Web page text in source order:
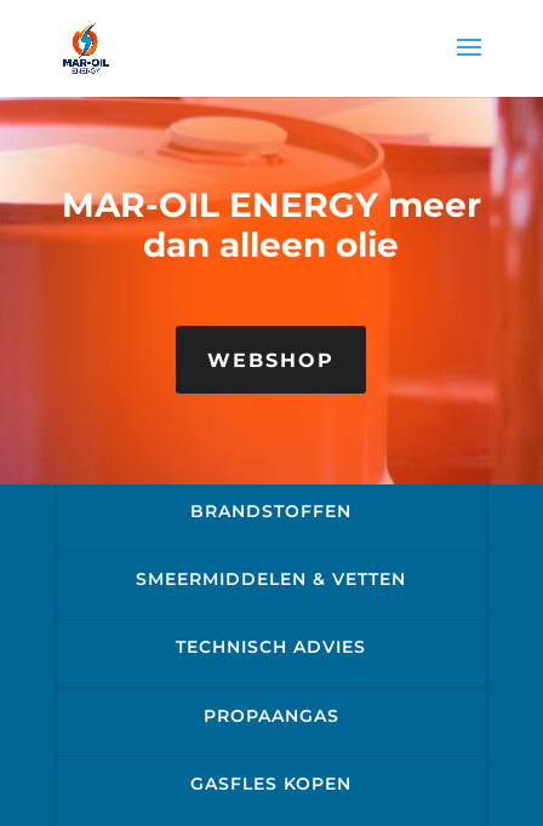
MAR-OIL ENERGY meer
dan alleen olie
WEBSHOP
BRANDSTOFFEN
SMEERMIDDELEN & VETTEN
TECHNISCH ADVIES
PROPAANGAS
GASFLES KOPEN